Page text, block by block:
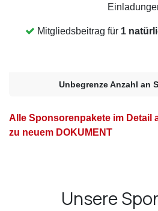
Mitgliedsbeitrag für 1
Unbegrenze Anzahl an
Alle Sponsorenpakete im Detail
zu neuem DOKUMENT
Unsere